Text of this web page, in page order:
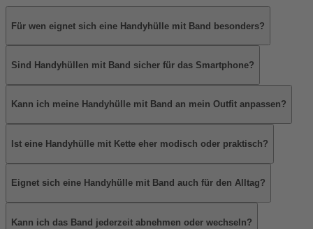
Für wen eignet sich eine Handyhülle mit Band besonders?
Sind Handyhüllen mit Band sicher für das Smartphone?
Kann ich meine Handyhülle mit Band an mein Outfit anpassen?
Ist eine Handyhülle mit Kette eher modisch oder praktisch?
Eignet sich eine Handyhülle mit Band auch für den Alltag?
Kann ich das Band jederzeit abnehmen oder wechseln?